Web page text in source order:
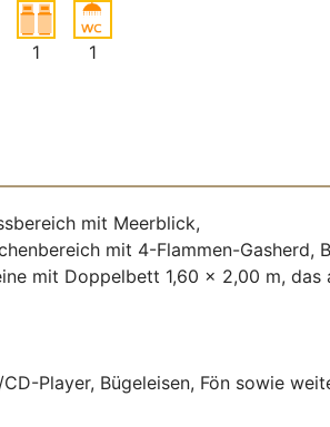
1 1
mit Meerblick,
mit 4-Flammen-Gasherd,
mit Doppelbett 1,60 x 2,00 m,
CD-Player, Bügeleisen, Fön sowie